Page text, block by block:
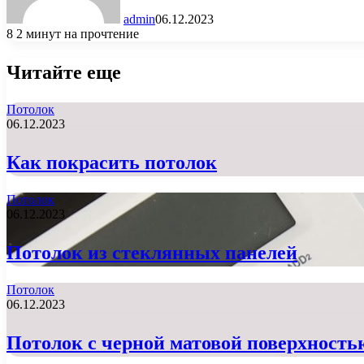
admin06.12.2023
8 2 минут на прочтение
Читайте еще
Потолок
06.12.2023
Как покрасить потолок
Потолок
06.12.2023
Потолок из стеклянных панелей
Потолок
06.12.2023
Потолок с черной матовой